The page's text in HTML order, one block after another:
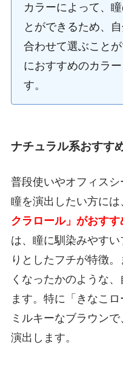
カラーによって、
とができるため、
合わせて選ぶこと
におすすめのカラ
す。
ナチュラル系おすす
普段使いやオフィス
瞳を演出したい方には
クラロール」がおすす
は、瞳に馴染みやす
りとしたフチが特徴
くなったかのような
ます。特に「きなこ
ミルキーなブラウン
演出します。